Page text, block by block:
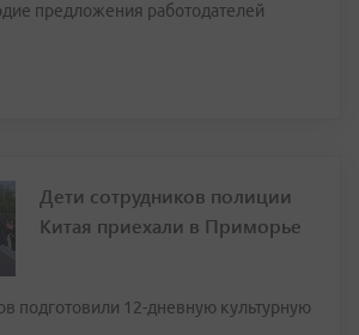
предложения работодателей
Дети сотрудников полиции
Китая приехали в Приморье
подготовили 12-дневную культурную